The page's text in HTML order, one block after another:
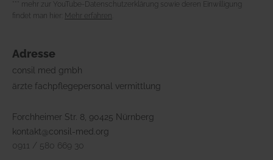
*** mehr zur YouTube-Datenschutzerklärung sowie deren Einwilligung
findet man hier:
Mehr erfahren
Adresse
consil med gmbh
ärzte fachpflegepersonal vermittlung
Forchheimer Str. 8, 90425 Nürnberg
kontakt@consil-med.org
0911 / 580 669 30